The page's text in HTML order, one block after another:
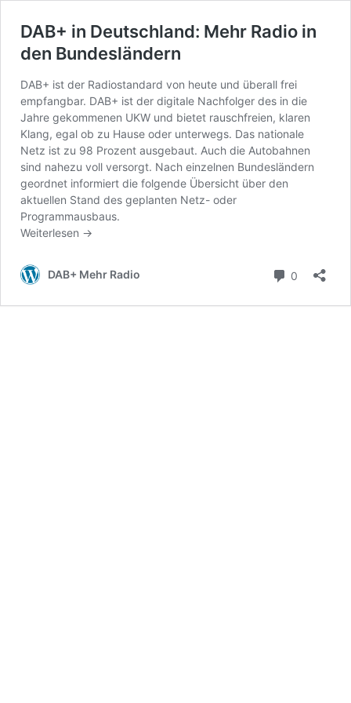
DAB+ in Deutschland: Mehr Radio in
den Bundesländern
DAB+ ist der Radiostandard von heute und überall frei
empfangbar. DAB+ ist der digitale Nachfolger des in die
Jahre gekommenen UKW und bietet rauschfreien, klaren
Klang, egal ob zu Hause oder unterwegs. Das nationale
Netz ist zu 98 Prozent ausgebaut. Auch die Autobahnen
sind nahezu voll versorgt. Nach einzelnen Bundesländern
geordnet informiert die folgende Übersicht über den
aktuellen Stand des geplanten Netz- oder
Programmausbaus.
Weiterlesen →
DAB+ Mehr Radio 0